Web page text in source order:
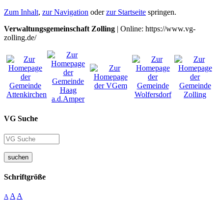
Zum Inhalt, zur Navigation oderzur Startseite springen.
Verwaltungsgemeinschaft Zolling | Online: https://www.vg-
zolling.de/
VG Suche
suchen
Schriftgröße
A A A